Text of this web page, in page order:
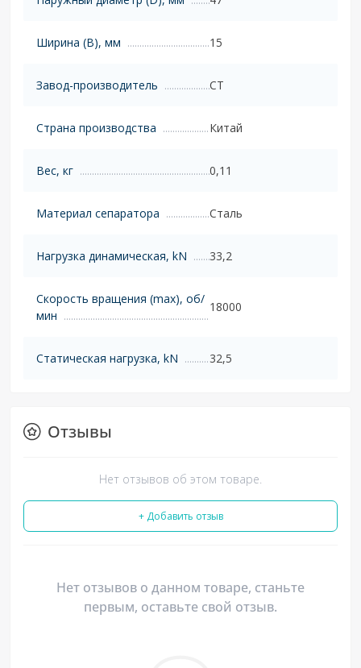
Ширина (B), мм 15
Завод-производитель CT
Страна производства Китай
Вес, кг 0,11
Материал сепаратора Сталь
Нагрузка динамическая, kN 33,2
Скорость вращения (max), об/
мин
18000
Статическая нагрузка, kN 32,5
Отзывы
Нет отзывов об этом товаре.
+ Добавить отзыв
Нет отзывов о данном товаре, станьте
первым, оставьте свой отзыв.